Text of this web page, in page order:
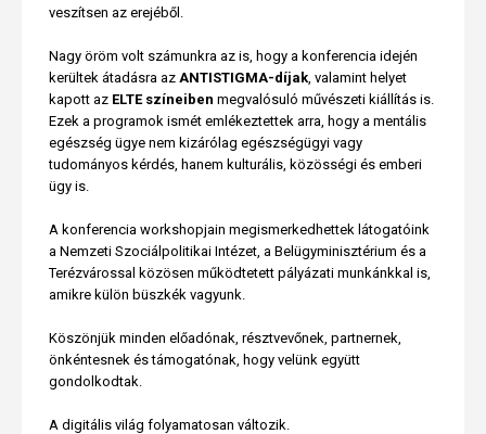
veszítsen az erejéből.
Nagy öröm volt számunkra az is, hogy a konferencia idején
kerültek átadásra az ANTISTIGMA-díjak , valamint helyet
kapott az ELTE színeiben megvalósuló művészeti kiállítás is.
Ezek a programok ismét emlékeztettek arra, hogy a mentális
egészség ügye nem kizárólag egészségügyi vagy
tudományos kérdés, hanem kulturális, közösségi és emberi
ügy is.
A konferencia workshopjain megismerkedhettek látogatóink
a Nemzeti Szociálpolitikai Intézet, a Belügyminisztérium és a
Terézvárossal közösen működtetett pályázati munkánkkal is,
amikre külön büszkék vagyunk.
Köszönjük minden előadónak, résztvevőnek, partnernek,
önkéntesnek és támogatónak, hogy velünk együtt
gondolkodtak.
A digitális világ folyamatosan változik.